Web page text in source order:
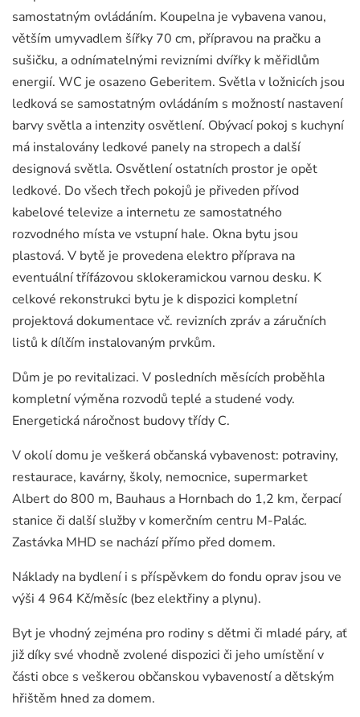
samostatným ovládáním. Koupelna je vybavena vanou,
větším umyvadlem šířky 70 cm, přípravou na pračku a
sušičku, a odnímatelnými revizními dvířky k měřidlům
energií. WC je osazeno Geberitem. Světla v ložnicích jsou
ledková se samostatným ovládáním s možností nastavení
barvy světla a intenzity osvětlení. Obývací pokoj s kuchyní
má instalovány ledkové panely na stropech a další
designová světla. Osvětlení ostatních prostor je opět
ledkové. Do všech třech pokojů je přiveden přívod
kabelové televize a internetu ze samostatného
rozvodného místa ve vstupní hale. Okna bytu jsou
plastová. V bytě je provedena elektro příprava na
eventuální třífázovou sklokeramickou varnou desku. K
celkové rekonstrukci bytu je k dispozici kompletní
projektová dokumentace vč. revizních zpráv a záručních
listů k dílčím instalovaným prvkům.
Dům je po revitalizaci. V posledních měsících proběhla
kompletní výměna rozvodů teplé a studené vody.
Energetická náročnost budovy třídy C.
V okolí domu je veškerá občanská vybavenost: potraviny,
restaurace, kavárny, školy, nemocnice, supermarket
Albert do 800 m, Bauhaus a Hornbach do 1,2 km, čerpací
stanice či další služby v komerčním centru M-Palác.
Zastávka MHD se nachází přímo před domem.
Náklady na bydlení i s příspěvkem do fondu oprav jsou ve
výši 4 964 Kč/měsíc (bez elektřiny a plynu).
Byt je vhodný zejména pro rodiny s dětmi či mladé páry, ať
již díky své vhodně zvolené dispozici či jeho umístění v
části obce s veškerou občanskou vybaveností a dětským
hřištěm hned za domem.